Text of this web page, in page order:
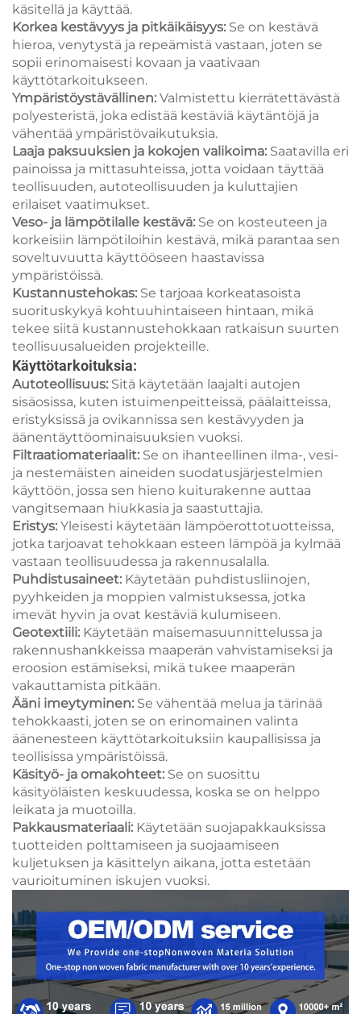
käsitellä ja käyttää.
Korkea kestävyys ja pitkäikäisyys: Se on kestävä
hieroa, venytystä ja repeämistä vastaan, joten se
sopii erinomaisesti kovaan ja vaativaan
käyttötarkoitukseen.
Ympäristöystävällinen: Valmistettu kierrätettävästä
polyesteristä, joka edistää kestäviä käytäntöjä ja
vähentää ympäristövaikutuksia.
Laaja paksuuksien ja kokojen valikoima: Saatavilla eri
painoissa ja mittasuhteissa, jotta voidaan täyttää
teollisuuden, autoteollisuuden ja kuluttajien
erilaiset vaatimukset.
Veso- ja lämpötilalle kestävä: Se on kosteuteen ja
korkeisiin lämpötiloihin kestävä, mikä parantaa sen
soveltuvuutta käyttööseen haastavissa
ympäristöissä.
Kustannustehokas: Se tarjoaa korkeatasoista
suorituskykyä kohtuuhintaiseen hintaan, mikä
tekee siitä kustannustehokkaan ratkaisun suurten
teollisuusalueiden projekteille.
Käyttötarkoituksia:
Autoteollisuus: Sitä käytetään laajalti autojen
sisäosissa, kuten istuimenpeitteissä, päälaitteissa,
eristyksissä ja ovikannissa sen kestävyyden ja
äänentäyttöominaisuuksien vuoksi.
Filtraatiomateriaalit: Se on ihanteellinen ilma-, vesi-
ja nestemäisten aineiden suodatusjärjestelmien
käyttöön, jossa sen hieno kuiturakenne auttaa
vangitsemaan hiukkasia ja saastuttajia.
Eristys: Yleisesti käytetään lämpöerottotuotteissa,
jotka tarjoavat tehokkaan esteen lämpöä ja kylmää
vastaan teollisuudessa ja rakennusalalla.
Puhdistusaineet: Käytetään puhdistusliinojen,
pyyhkeiden ja moppien valmistuksessa, jotka
imevät hyvin ja ovat kestäviä kulumiseen.
Geotextiili: Käytetään maisemasuunnittelussa ja
rakennushankkeissa maaperän vahvistamiseksi ja
eroosion estämiseksi, mikä tukee maaperän
vakauttamista pitkään.
Ääni imeytyminen: Se vähentää melua ja tärinää
tehokkaasti, joten se on erinomainen valinta
äänenesteen käyttötarkoituksiin kaupallisissa ja
teollisissa ympäristöissä.
Käsityö- ja omakohteet: Se on suosittu
käsityöläisten keskuudessa, koska se on helppo
leikata ja muotoilla.
Pakkausmateriaali: Käytetään suojapakkauksissa
tuotteiden polttamiseen ja suojaamiseen
kuljetuksen ja käsittelyn aikana, jotta estetään
vaurioituminen iskujen vuoksi.